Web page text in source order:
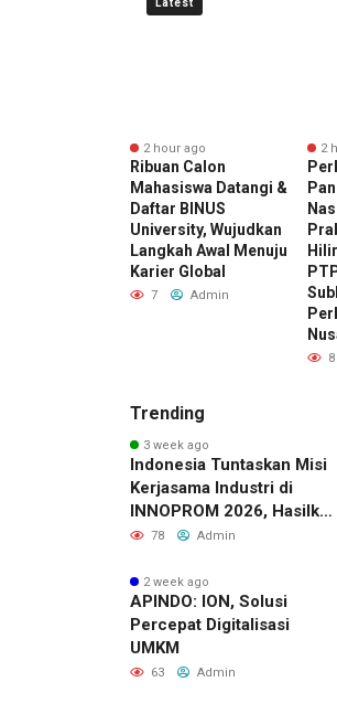
Latest
2 hour ago
Ribuan Calon
Mahasiswa Datangi &
Daftar BINUS
University, Wujudkan
Langkah Awal Menuju
Karier Global
7 Admin
2
8
Trending
3 week ago
Indonesia Tuntaskan Misi
Kerjasama Industri di
INNOPROM 2026, Hasilkan
Belasan Kerja Sama
78 Admin
2 week ago
APINDO: ION, Solusi
Percepat Digitalisasi
UMKM
63 Admin